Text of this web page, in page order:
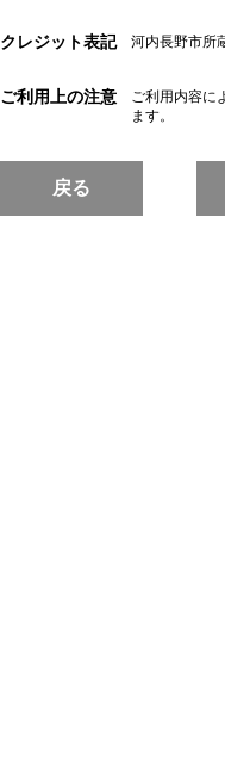
クレジット表記 河内長野市所
ご利用上の注意
ご利用内容に
ます。
戻る